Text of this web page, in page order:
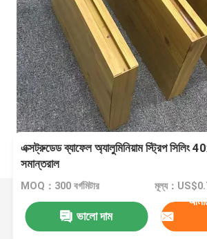
এক্সট্রুডেড ব্যাফেল অ্যালুমিনিয়াম স্ট্রিপ সিলিং
সমান্তরাল
MOQ：300 বর্গমিটার মূল্য：
ভালো দাম